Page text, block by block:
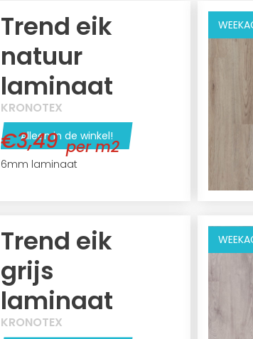
Trend eik
natuur
laminaat
KRONOTEX
Alleen in de winkel!
6mm laminaat
€3,49 per m2
Trend eik
grijs
laminaat
KRONOTEX